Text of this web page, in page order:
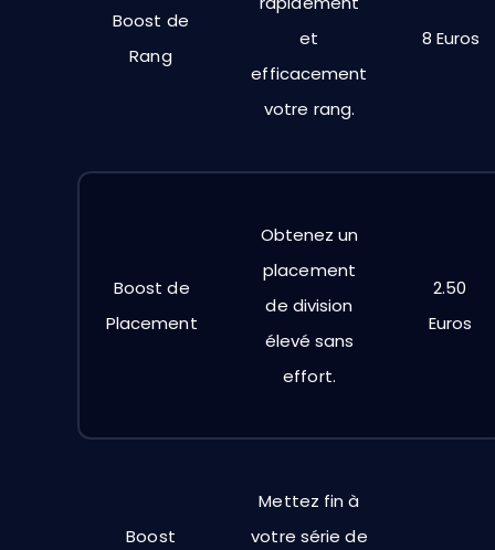
Boost de
Rang
et
efficacement
votre rang.
8 Euros
Boost de
Placement
Obtenez un
placement
de division
élevé sans
effort.
2.50
Euros
Boost
Mettez fin à
votre série de